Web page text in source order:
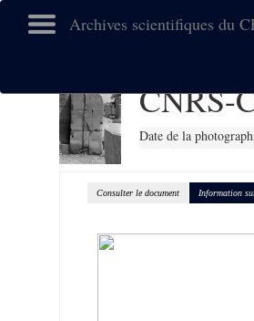
Archives scientifiques du
CNRS-
Date de la
Consulter le document Information